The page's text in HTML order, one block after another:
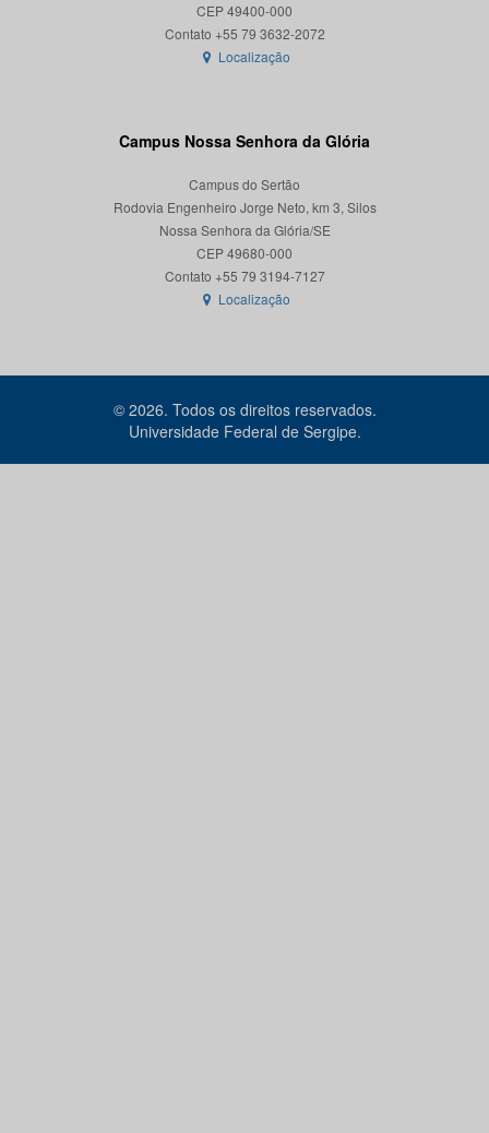
CEP 49400-000
Localização
Campus Nossa Senhora da Glória
Campus do Sertão
Rodovia Engenheiro Jorge Neto, km 3, Silos
Nossa Senhora da Glória/SE
CEP 49680-000
Contato +55 79 3194-7127
Localização
© 2026. Todos os direitos reservados.
Universidade Federal de Sergipe.